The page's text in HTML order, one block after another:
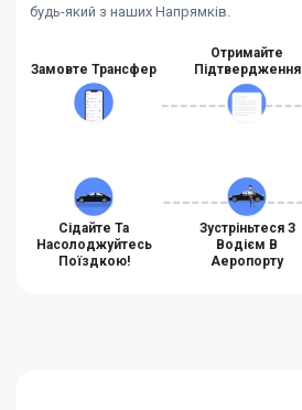
будь-який з наших Напрямків.
Замовте Трансфер
Отримайте
Підтвердження
Сідайте Та
Насолоджуйтесь
Поїздкою!
Зустріньтеся З
Водієм В
Аеропорту